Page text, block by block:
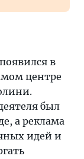
в
центре
был
а реклама
идей и